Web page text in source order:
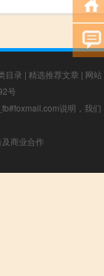
目录 | 精选推荐文章 | 网站
号
说明，我们
商业合作